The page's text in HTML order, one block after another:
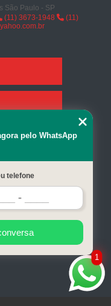
São Paulo - SP
(11) 3673-1948
(11)
1
pelo WhatsApp
telefone